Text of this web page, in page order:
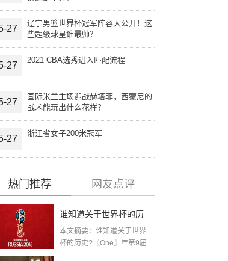
27
辽宁男篮世界杯冠军阵容大公开！这
些超级球星谁最帅？
27
2021 CBA选秀进入匹配流程
27
国际米兰主场迎战赫塔菲，西蒙尼的
战术能玩出什么花样？
27
浙江省女子200米冠军
热门推荐 网友点评
谁知道关于世界杯的历
史 「十二月四号世界杯
本文摘要：谁知道关于世界
杯的历史?〖One〗年第9届